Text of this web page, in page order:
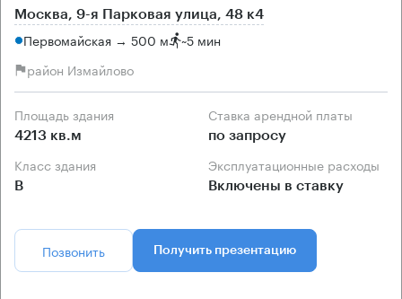
Москва, 9-я Парковая улица, 48 к4
Первомайская → 500 м ~5 мин
район Измайлово
Площадь здания
4213 кв.м
Ставка арендной платы
по запросу
Класс здания
B
Эксплуатационные расходы
Включены в ставку
Позвонить Получить презентацию